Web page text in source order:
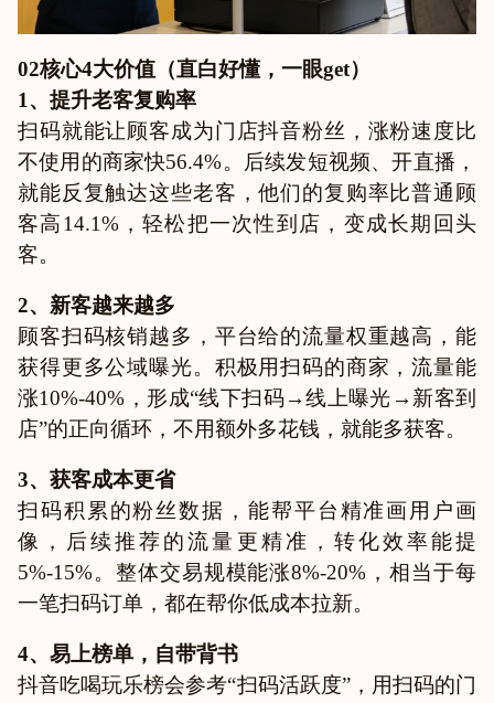
02核心4大价值（直白好懂，一眼get）
1、提升老客复购率
扫码就能让顾客成为门店抖音粉丝，涨粉速度比
不使用的商家快56.4%。后续发短视频、开直播，
就能反复触达这些老客，他们的复购率比普通顾
客高14.1%，轻松把一次性到店，变成长期回头
客。
2、新客越来越多
顾客扫码核销越多，平台给的流量权重越高，能
获得更多公域曝光。积极用扫码的商家，流量能
涨10%-40%，形成“线下扫码→线上曝光→新客到
店”的正向循环，不用额外多花钱，就能多获客。
3、获客成本更省
扫码积累的粉丝数据，能帮平台精准画用户画
像，后续推荐的流量更精准，转化效率能提
5%-15%。整体交易规模能涨8%-20%，相当于每
一笔扫码订单，都在帮你低成本拉新。
4、易上榜单，自带背书
抖音吃喝玩乐榜会参考“扫码活跃度”，用扫码的门